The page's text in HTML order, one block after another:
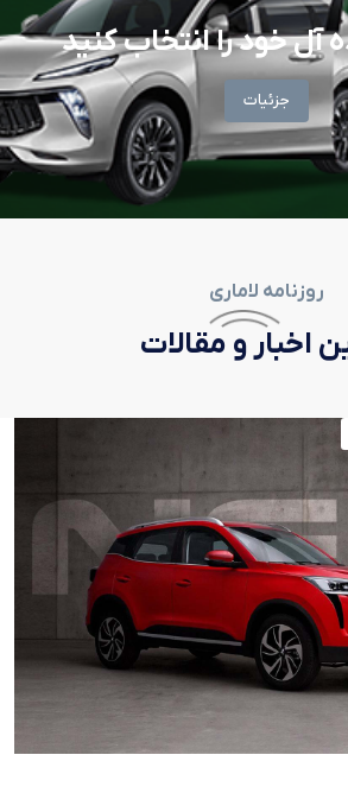
آل خود را انتخاب کنید
جزئیات
روزنامه لاماری
اخبار و مقالات